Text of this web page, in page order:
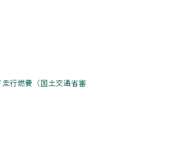
行燃費（国土交通省審